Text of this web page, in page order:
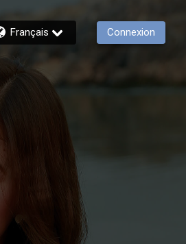
Français Connexion